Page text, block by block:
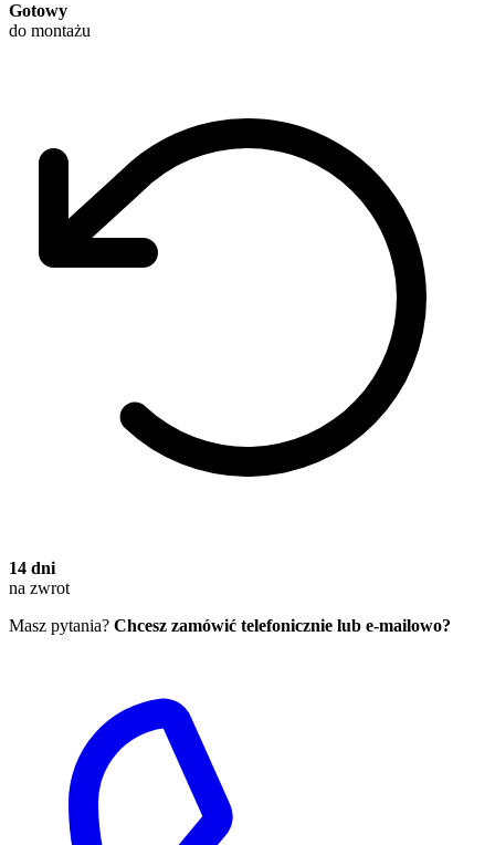
Gotowy
do montażu
14 dni
na zwrot
Masz pytania? Chcesz zamówić telefonicznie lub e-mailowo?